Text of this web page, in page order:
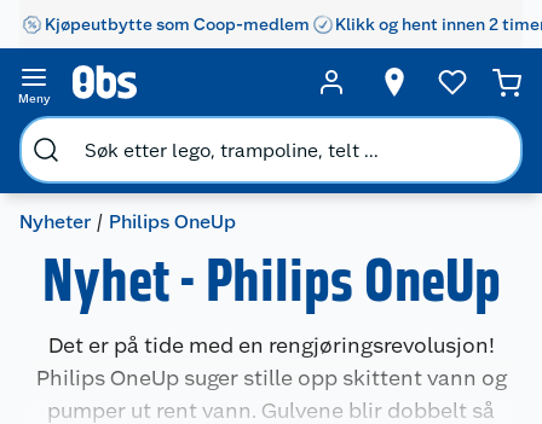
Kjøpeutbytte som Coop-medlem Klikk og hent innen 2
Meny
Nyheter Philips OneUp
Nyhet - Philips OneUp
Det er på tide med en rengjøringsrevolusjon!
Philips OneUp suger stille opp skittent vann og
pumper ut rent vann. Gulvene blir dobbelt så